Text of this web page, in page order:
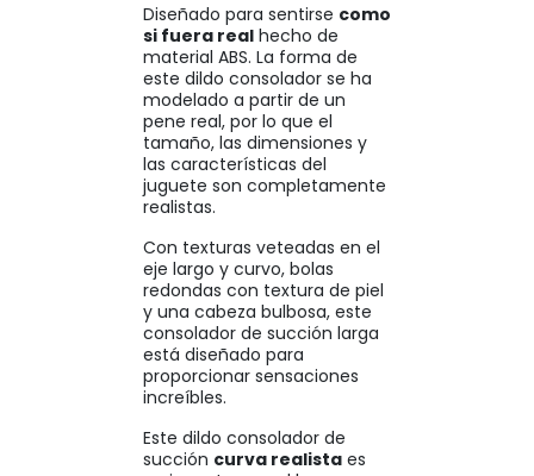
Diseñado para sentirse como
si fuera real hecho de
material ABS. La forma de
este dildo consolador se ha
modelado a partir de un
pene real, por lo que el
tamaño, las dimensiones y
las características del
juguete son completamente
realistas.
Con texturas veteadas en el
eje largo y curvo, bolas
redondas con textura de piel
y una cabeza bulbosa, este
consolador de succión larga
está diseñado para
proporcionar sensaciones
increíbles.
Este dildo consolador de
succión curva realista es